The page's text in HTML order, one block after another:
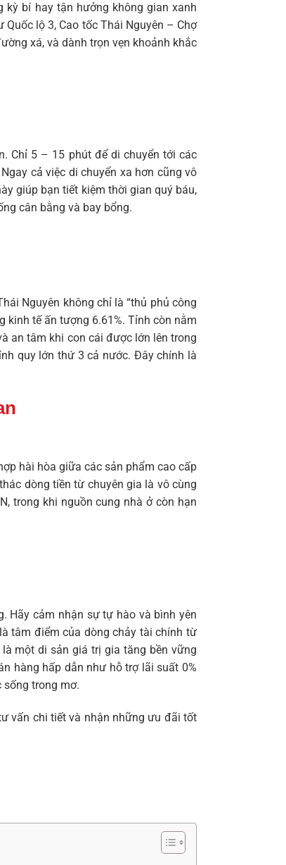
kỳ bí hay tận hưởng không gian xanh
lộ 3, Cao tốc Thái Nguyên – Chợ
xá, và dành trọn vẹn khoảnh khắc
Chỉ 5 – 15 phút để di chuyển tới các
cả việc di chuyển xa hơn cũng vô
giúp bạn tiết kiệm thời gian quý báu,
cân bằng và bay bổng.
Nguyên không chỉ là “thủ phủ công
kinh tế ấn tượng 6.61%. Tỉnh còn nằm
an tâm khi con cái được lớn lên trong
quy lớn thứ 3 cả nước. Đây chính là
hài hòa giữa các sản phẩm cao cấp
dòng tiền từ chuyên gia là vô cùng
trong khi nguồn cung nhà ở còn hạn
Hãy cảm nhận sự tự hào và bình yên
tâm điểm của dòng chảy tài chính từ
một di sản giá trị gia tăng bền vững
hàng hấp dẫn như hỗ trợ lãi suất 0%
sống trong mơ.
vấn chi tiết và nhận những ưu đãi tốt